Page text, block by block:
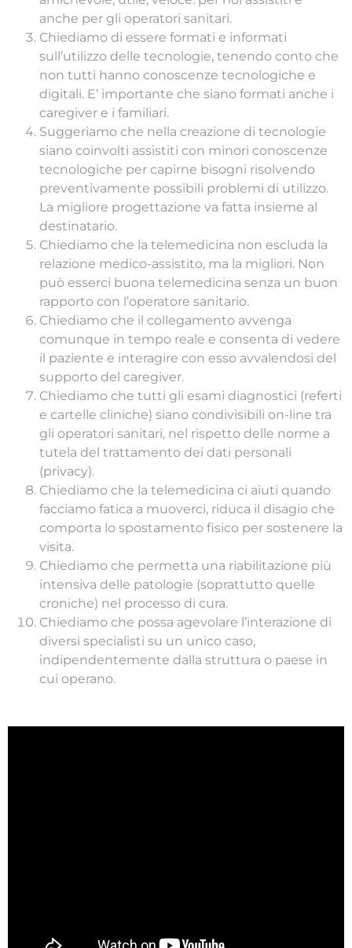
anche per gli operatori sanitari.
Chiediamo di essere formati e informati
sull’utilizzo delle tecnologie, tenendo conto che
non tutti hanno conoscenze tecnologiche e
digitali. E’ importante che siano formati anche i
caregiver e i familiari.
Suggeriamo che nella creazione di tecnologie
siano coinvolti assistiti con minori conoscenze
tecnologiche per capirne bisogni risolvendo
preventivamente possibili problemi di utilizzo.
La migliore progettazione va fatta insieme al
destinatario.
Chiediamo che la telemedicina non escluda la
relazione medico-assistito, ma la migliori. Non
può esserci buona telemedicina senza un buon
rapporto con l’operatore sanitario.
Chiediamo che il collegamento avvenga
comunque in tempo reale e consenta di vedere
il paziente e interagire con esso avvalendosi del
supporto del caregiver.
Chiediamo che tutti gli esami diagnostici (referti
e cartelle cliniche) siano condivisibili on-line tra
gli operatori sanitari, nel rispetto delle norme a
tutela del trattamento dei dati personali
(privacy).
Chiediamo che la telemedicina ci aiuti quando
facciamo fatica a muoverci, riduca il disagio che
comporta lo spostamento fisico per sostenere la
visita.
Chiediamo che permetta una riabilitazione più
intensiva delle patologie (soprattutto quelle
croniche) nel processo di cura.
Chiediamo che possa agevolare l’interazione di
diversi specialisti su un unico caso,
indipendentemente dalla struttura o paese in
cui operano.